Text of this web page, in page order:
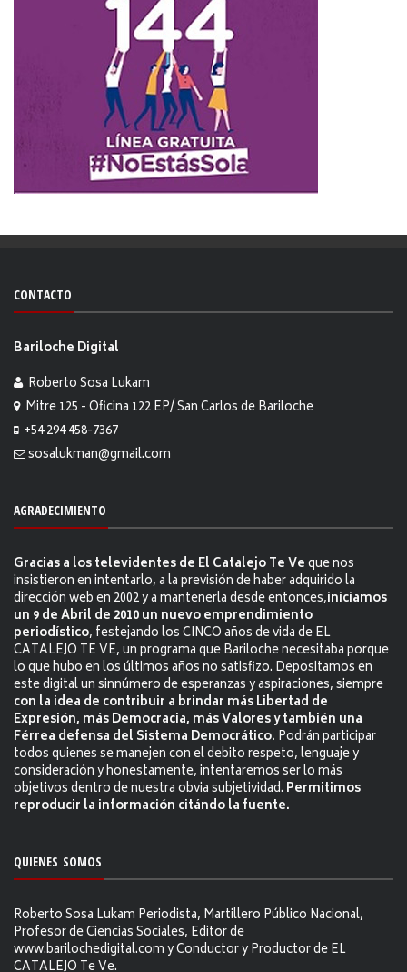
CONTACTO
Bariloche Digital
Roberto Sosa Lukam
Mitre 125 - Oficina 122 EP/ San Carlos de Bariloche
+54 294 458-7367
sosalukman@gmail.com
AGRADECIMIENTO
Gracias a los televidentes de El Catalejo Te Veque nos
insistieron en intentarlo, a la previsión de haber adquirido la
dirección web en 2002 y a mantenerla desde entonces,iniciamos
un 9 de Abril de 2010 un nuevo emprendimiento
periodístico, festejando los CINCO años de vida de EL
CATALEJO TE VE, un programa que Bariloche necesitaba porque
lo que hubo en los últimos años no satisfizo. Depositamos en
este digital un sinnúmero de esperanzas y aspiraciones, siempre
con la idea de contribuir a brindar más Libertad de
Expresión, más Democracia, más Valores y también una
Férrea defensa del Sistema Democrático. Podrán participar
todos quienes se manejen con el debito respeto, lenguaje y
consideración y honestamente, intentaremos ser lo más
objetivos dentro de nuestra obvia subjetividad. Permitimos
reproducir la información citándo la fuente.
QUIENES SOMOS
Roberto Sosa Lukam Periodista, Martillero Público Nacional,
Profesor de Ciencias Sociales, Editor de
www.barilochedigital.com y Conductor y Productor de EL
CATALEJO Te Ve.